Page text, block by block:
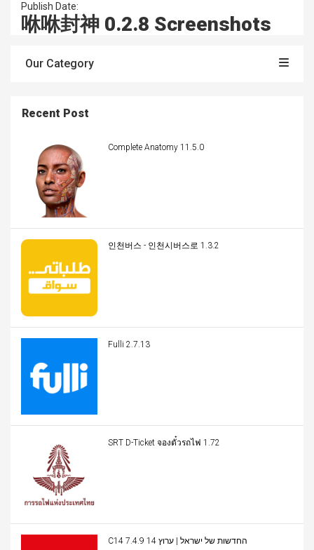
Publish Date:
咻咻封神 0.2.8 Screenshots
Our Category
Recent Post
Complete Anatomy 11.5.0
인천버스 - 인천시버스로 1.3.2
Fulli 2.7.13
SRT D-Ticket จองตั๋วรถไฟ 1.72
C14 החדשות של ישראל | ערוץ 14 7.4.9